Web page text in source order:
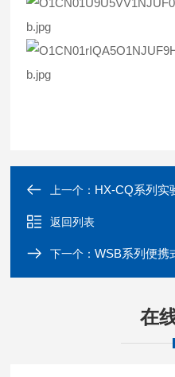
上一个： HX-CQ系列实
返回列表
下一个：WSB系列便携
在